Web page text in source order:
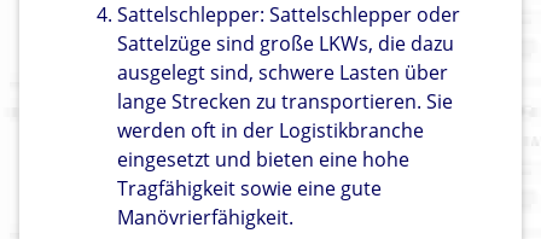
Sattelschlepper: Sattelschlepper oder
Sattelzüge sind große LKWs, die dazu
ausgelegt sind, schwere Lasten über
lange Strecken zu transportieren. Sie
werden oft in der Logistikbranche
eingesetzt und bieten eine hohe
Tragfähigkeit sowie eine gute
Manövrierfähigkeit.